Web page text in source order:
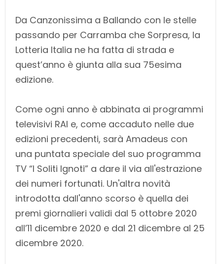
Da Canzonissima a Ballando con le stelle
passando per Carramba che Sorpresa, la
Lotteria Italia ne ha fatta di strada e
quest’anno è giunta alla sua 75esima
edizione.
Come ogni anno è abbinata ai programmi
televisivi RAI e, come accaduto nelle due
edizioni precedenti, sarà Amadeus con
una puntata speciale del suo programma
TV “I Soliti Ignoti” a dare il via all'estrazione
dei numeri fortunati. Un'altra novità
introdotta dall'anno scorso è quella dei
premi giornalieri validi dal 5 ottobre 2020
all’11 dicembre 2020 e dal 21 dicembre al 25
dicembre 2020.